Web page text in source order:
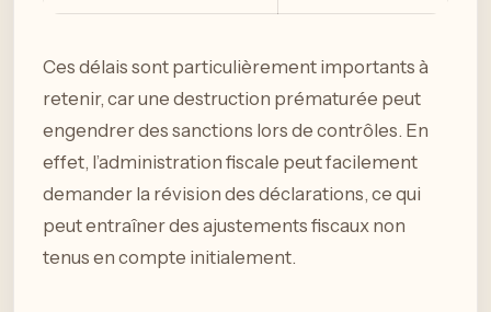
Ces délais sont particulièrement importants à
retenir, car une destruction prématurée peut
engendrer des sanctions lors de contrôles. En
effet, l’administration fiscale peut facilement
demander la révision des déclarations, ce qui
peut entraîner des ajustements fiscaux non
tenus en compte initialement.